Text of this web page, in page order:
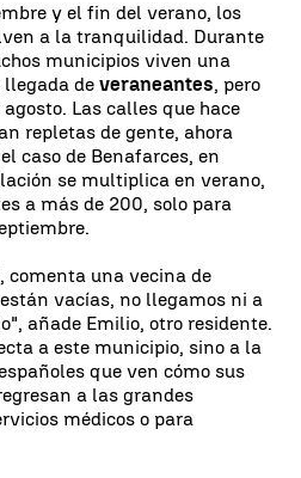
y el fin del verano, los
a la tranquilidad. Durante
municipios viven una
de veraneantes, pero
Las calles que hace
repletas de gente, ahora
el caso de Benafarces, en
se multiplica en verano,
a más de 200, solo para
comenta una vecina de
vacías, no llegamos ni a
añade Emilio, otro residente.
a este municipio, sino a la
que ven cómo sus
a las grandes
médicos o para